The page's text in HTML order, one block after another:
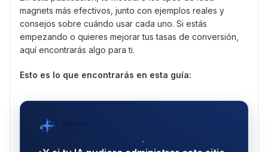
magnets más efectivos, junto con ejemplos reales y
consejos sobre cuándo usar cada uno. Si estás
empezando o quieres mejorar tus tasas de conversión,
aquí encontrarás algo para ti.
Esto es lo que encontrarás en esta guía:
WPVibe